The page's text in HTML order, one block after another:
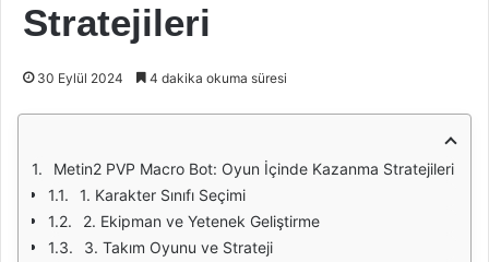
Stratejileri
30 Eylül 2024 4 dakika okuma süresi
Metin2 PVP Macro Bot: Oyun İçinde Kazanma Stratejileri
1. Karakter Sınıfı Seçimi
2. Ekipman ve Yetenek Geliştirme
3. Takım Oyunu ve Strateji